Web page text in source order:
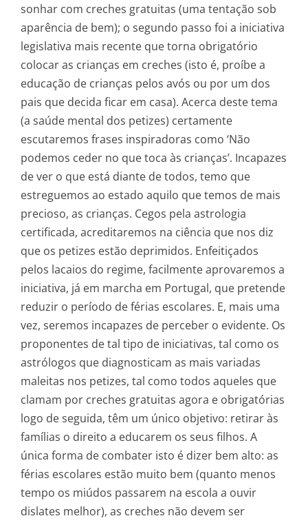
sonhar com creches gratuitas (uma tentação sob
aparência de bem); o segundo passo foi a iniciativa
legislativa mais recente que torna obrigatório
colocar as crianças em creches (isto é, proíbe a
educação de crianças pelos avós ou por um dos
pais que decida ficar em casa). Acerca deste tema
(a saúde mental dos petizes) certamente
escutaremos frases inspiradoras como ‘Não
podemos ceder no que toca às crianças’. Incapazes
de ver o que está diante de todos, temo que
estreguemos ao estado aquilo que temos de mais
precioso, as crianças. Cegos pela astrologia
certificada, acreditaremos na ciência que nos diz
que os petizes estão deprimidos. Enfeitiçados
pelos lacaios do regime, facilmente aprovaremos a
iniciativa, já em marcha em Portugal, que pretende
reduzir o período de férias escolares. E, mais uma
vez, seremos incapazes de perceber o evidente. Os
proponentes de tal tipo de iniciativas, tal como os
astrólogos que diagnosticam as mais variadas
maleitas nos petizes, tal como todos aqueles que
clamam por creches gratuitas agora e obrigatórias
logo de seguida, têm um único objetivo: retirar às
famílias o direito a educarem os seus filhos. A
única forma de combater isto é dizer bem alto: as
férias escolares estão muito bem (quanto menos
tempo os miúdos passarem na escola a ouvir
dislates melhor), as creches não devem ser